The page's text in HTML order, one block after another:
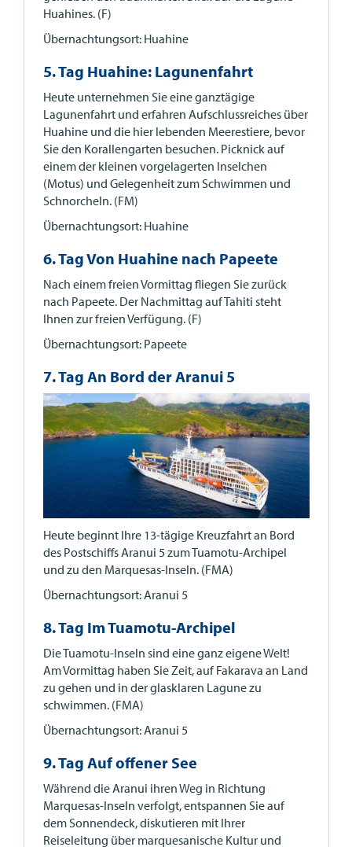
Huahines. (F)
Übernachtungsort: Huahine
5. Tag Huahine: Lagunenfahrt
Heute unternehmen Sie eine ganztägige
Lagunenfahrt und erfahren Aufschlussreiches über
Huahine und die hier lebenden Meerestiere, bevor
Sie den Korallengarten besuchen. Picknick auf
einem der kleinen vorgelagerten Inselchen
(Motus) und Gelegenheit zum Schwimmen und
Schnorcheln. (FM)
Übernachtungsort: Huahine
6. Tag Von Huahine nach Papeete
Nach einem freien Vormittag fliegen Sie zurück
nach Papeete. Der Nachmittag auf Tahiti steht
Ihnen zur freien Verfügung. (F)
Übernachtungsort: Papeete
7. Tag An Bord der Aranui 5
Heute beginnt Ihre 13-tägige Kreuzfahrt an Bord
des Postschiffs Aranui 5 zum Tuamotu-Archipel
und zu den Marquesas-Inseln. (FMA)
Übernachtungsort: Aranui 5
8. Tag Im Tuamotu-Archipel
Die Tuamotu-Inseln sind eine ganz eigene Welt!
Am Vormittag haben Sie Zeit, auf Fakarava an Land
zu gehen und in der glasklaren Lagune zu
schwimmen. (FMA)
Übernachtungsort: Aranui 5
9. Tag Auf offener See
Während die Aranui ihren Weg in Richtung
Marquesas-Inseln verfolgt, entspannen Sie auf
dem Sonnendeck, diskutieren mit Ihrer
Reiseleitung über marquesanische Kultur und